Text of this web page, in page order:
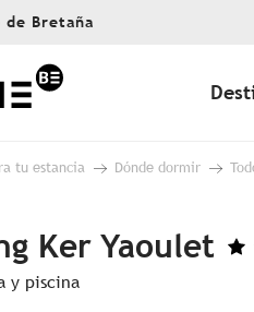
de Bretaña
tu estancia Dónde dormir
Ker Yaoulet
y piscina